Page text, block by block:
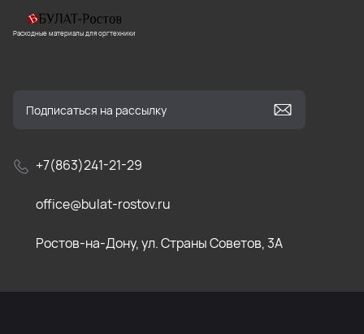
Расходные материалы для оргтехники
+7(863)241-21-29
office@bulat-rostov.ru
Ростов-на-Дону, ул. Страны Советов, 3А